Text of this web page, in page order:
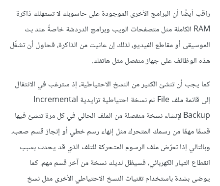
راقب أيضًا أن البرامج الأخرى الموجودة على حاسوبك لا تستهلك ذاكرة
RAM الكاملة مثل متصفحات الويب وبرامج الدردشة خاصةً عند بث
الموسيقى أو مقاطع الفيديو، لذلك إن عانيت من الذاكرة، فحاول أن تشغّل
هذه الوظائف على جهاز منفصل مثل هاتفك.
كما يجب أن تنشئ الكثير من النسخ الاحتياطية، إذ سترغب في الانتقال
إلى قائمة ملف File ثم نسخة احتياطية تزايدية Incremental
Backup لإنشاء نسخة منفصلة من الملف الحالي في كل مرة تنشئ فيها
قسمًا مهمًا من رسمك المتحرك مثل إنهاء رسم خطي أو إنجاز قسم صعب،
وبالتالي إذا تعرّض ملف الرسوم المتحركة للتلف الذي قد يحدث بسبب
انقطاع التيار الكهربائي، فسيظل لديك نسخة من آخر قسم مهم. كما
يوصَى بشدة باستخدام تقنيات النسخ الاحتياطي الأخرى مثل نسخ